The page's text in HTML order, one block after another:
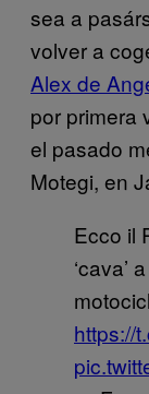
sea a
volver a
Alex de
por primera
el pasado
Motegi, en
Ecco il
‘cava’
https://